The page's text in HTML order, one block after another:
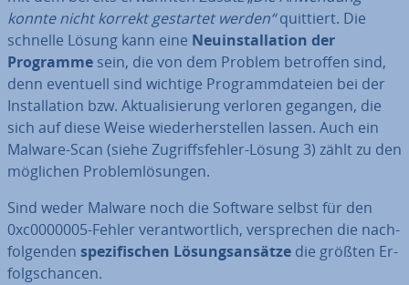
konnte nicht korrekt gestartet werden“quittiert. Die
schnelle Lösung kann eine Neu­in­stal­la­ti­on der
Programme sein, die von dem Problem betroffen sind,
denn eventuell sind wichtige Pro­gramm­da­tei­en bei der
In­stal­la­ti­on bzw. Ak­tua­li­sie­rung verloren gegangen, die
sich auf diese Weise wie­der­her­stel­len lassen. Auch ein
Malware-Scan (siehe Zu­griffs­feh­ler-Lösung 3) zählt zu den
möglichen Pro­blem­lö­sun­gen.
Sind weder Malware noch die Software selbst für den
0xc0000005-Fehler ver­ant­wort­lich, ver­spre­chen die nach­
fol­gen­den spe­zi­fi­schen Lö­sungs­an­sät­ze die größten Er­
folgs­chan­cen.